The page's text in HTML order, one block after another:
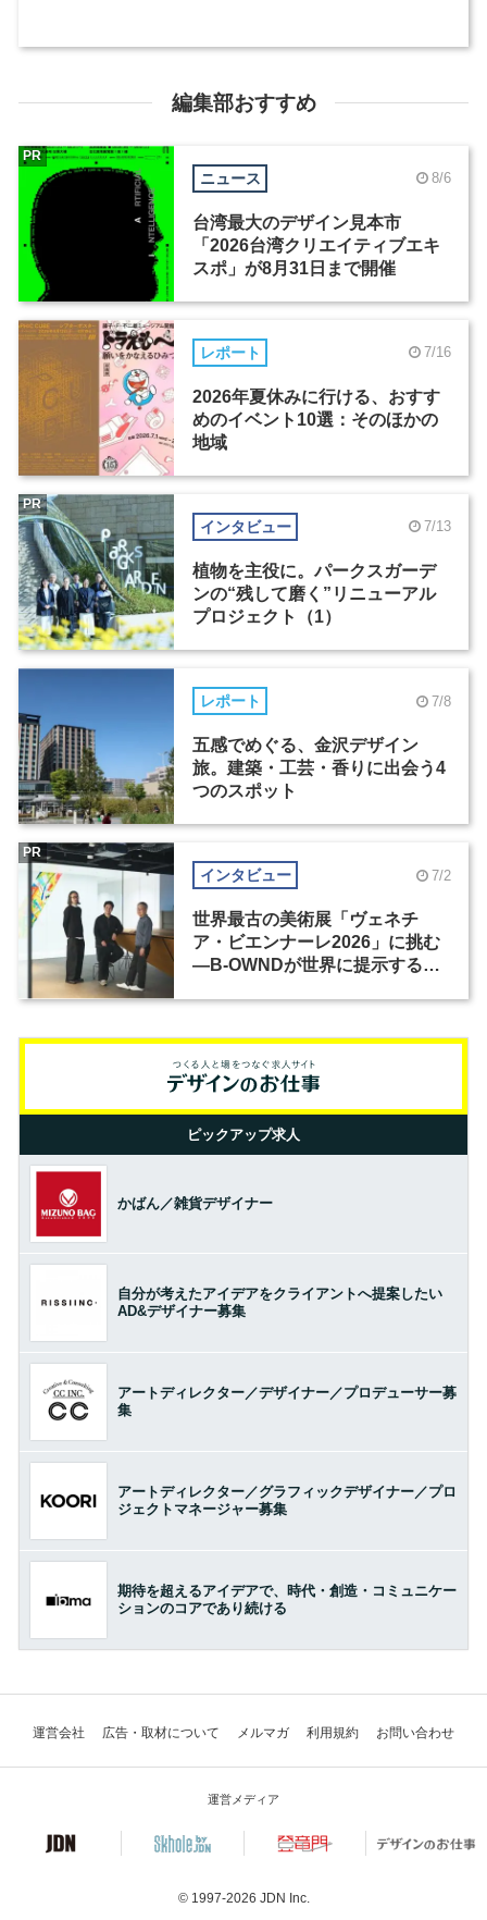
編集部おすすめ
ニュース 8/6
台湾最大のデザイン見本市
「2026台湾クリエイティブエキ
スポ」が8月31日まで開催
PR
レポート 7/16
2026年夏休みに行ける、おすす
めのイベント10選：そのほかの
地域
インタビュー 7/13
植物を主役に。パークスガーデ
ンの“残して磨く”リニューアル
プロジェクト（1）
PR
レポート 7/8
五感でめぐる、金沢デザイン
旅。建築・工芸・香りに出会う4
つのスポット
インタビュー 7/2
世界最古の美術展「ヴェネチ
ア・ビエンナーレ2026」に挑む
―B-OWNDが世界に提示する美
PR
ピックアップ求人
かばん／雑貨デザイナー
自分が考えたアイデアをクライアントへ提案したい
AD&デザイナー募集
アートディレクター／デザイナー／プロデューサー募
集
アートディレクター／グラフィックデザイナー／プロ
ジェクトマネージャー募集
期待を超えるアイデアで、時代・創造・コミュニケー
ションのコアであり続ける
運営会社 広告・取材について メルマガ 利用規約 お問い合わせ
運営メディア
© 1997-2026 JDN Inc.